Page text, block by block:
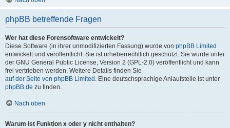
phpBB betreffende Fragen
Wer hat diese Forensoftware entwickelt?
Diese Software (in ihrer unmodifizierten Fassung) wurde von phpBB Limited
entwickelt und veröffentlicht. Sie ist urheberrechtlich geschützt. Sie wurde unter
der GNU General Public License, Version 2 (GPL-2.0) veröffentlicht und kann
frei vertrieben werden. Weitere Details finden Sie
auf der Seite von phpBB Limited . Eine deutschsprachige Anlaufstelle ist unter
phpBB.de zu finden.
Nach oben
Warum ist Funktion x oder y nicht enthalten?